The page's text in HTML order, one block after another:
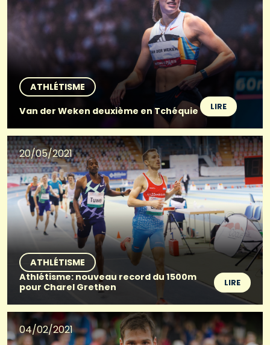
ATHLÉTISME
Van der Weken deuxième en Tchéquie
LIRE
20/05/2021
ATHLÉTISME
Athlétisme: nouveau record du 1500m
pour Charel Grethen
LIRE
04/02/2021